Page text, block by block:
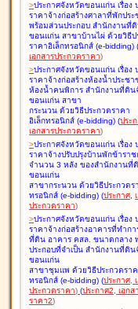
>ประกาศจังหวัดขอนแก่น เรื่อง
ราคาจ้างก่อสร้างศาลาที่พักปร
พร้อมส่วนประกอบ สำนักงานที่
ขอนแก่น สาขาบ้านไผ่ ด้วยวิธีป
ราคาอิเล็กทรอนิกส์ (e-bidding) (
เอกสารประกวดราคา)
>ประกาศจังหวัดขอนแก่น เรื่อง
ราคาจ้างก่อสร้างห้องน้ำประชา
ห้องน้ำคนพิการ สำนักงานที่ดิน
ขอนแก่น สาขา
กระนวน ด้วยวิธีประกวดราคา
อิเล็กทรอนิกส์ (e-bidding) (ประ
เอกสารประกวดราคา)
>ประกาศจังหวัดขอนแก่น เรื่อง
ราคาจ้างปรับปรุงบ้านพักข้าราช
จำนวน 3 หลัง ของสำนักงานที่
ขอนแก่น
สาขากระนวน ด้วยวิธีประกวดร
ทรอนิกส์ (e-bidding) (ประกาศ,
ประกวดราคา)
>ประกาศจังหวัดขอนแก่น เรื่อง
ราคาจ้างก่อสร้างอาคารที่ทำก
ที่ดิน อาคาร คสล. ขนาดกลาง
ประกอบที่จำเป็น สำนักงานที่ดิน
ขอนแก่น
สาขาชุมแพ ด้วยวิธีประกวดราค
ทรอนิกส์ (e-bidding) (ประกาศ,
ประกวดราคา) (ประกาศ2, เอกส
ราคา2)